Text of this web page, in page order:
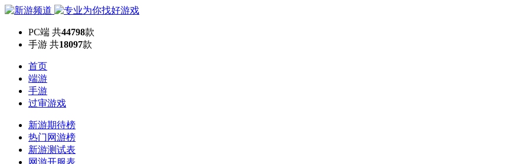
PC端 共44798款
手游 共18097款
首页
端游
手游
过审游戏
新游期待榜
热门网游榜
新游测试表
网游开服表